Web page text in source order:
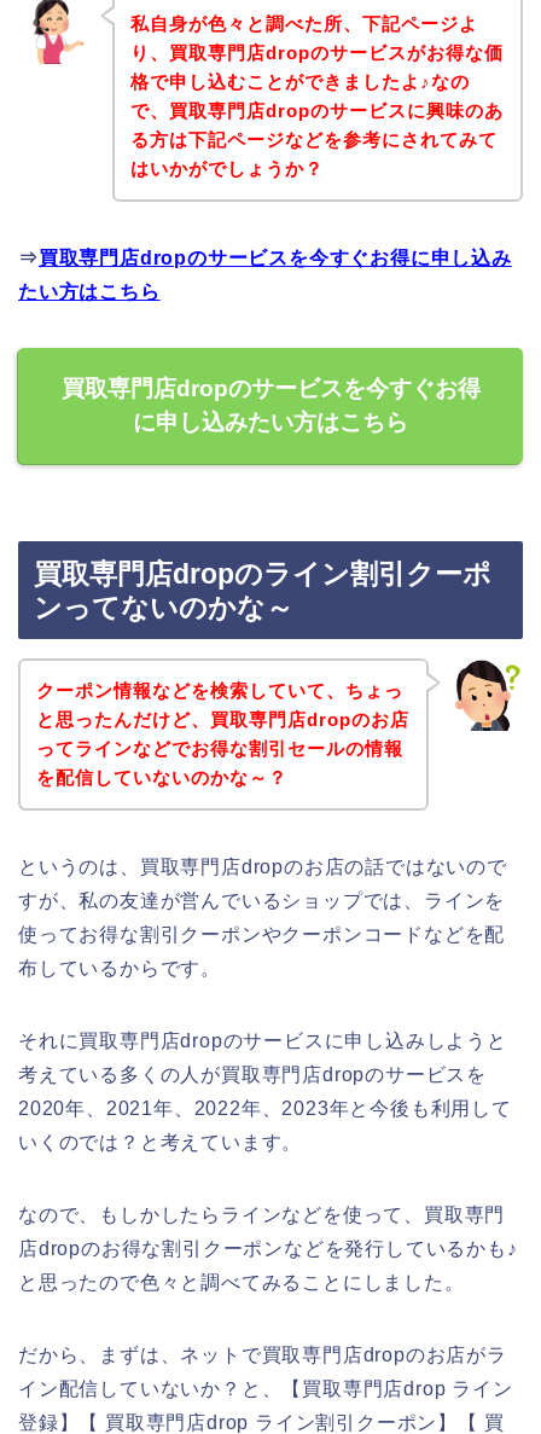
私自身が色々と調べた所、下記ページよ
り、買取専門店dropのサービスがお得な価
格で申し込むことができましたよ♪なの
で、買取専門店dropのサービスに興味のあ
る方は下記ページなどを参考にされてみて
はいかがでしょうか？
⇒買取専門店dropのサービスを今すぐお得に申し込み
たい方はこちら
買取専門店dropのサービスを今すぐお得
に申し込みたい方はこちら
買取専門店dropのライン割引クーポ
ンってないのかな～
クーポン情報などを検索していて、ちょっ
と思ったんだけど、買取専門店dropのお店
ってラインなどでお得な割引セールの情報
を配信していないのかな～？
というのは、買取専門店dropのお店の話ではないので
すが、私の友達が営んでいるショップでは、ラインを
使ってお得な割引クーポンやクーポンコードなどを配
布しているからです。
それに買取専門店dropのサービスに申し込みしようと
考えている多くの人が買取専門店dropのサービスを
2020年、2021年、2022年、2023年と今後も利用して
いくのでは？と考えています。
なので、もしかしたらラインなどを使って、買取専門
店dropのお得な割引クーポンなどを発行しているかも♪
と思ったので色々と調べてみることにしました。
だから、まずは、ネットで買取専門店dropのお店がラ
イン配信していないか？と、【買取専門店drop ライン
登録】【 買取専門店drop ライン割引クーポン】【 買